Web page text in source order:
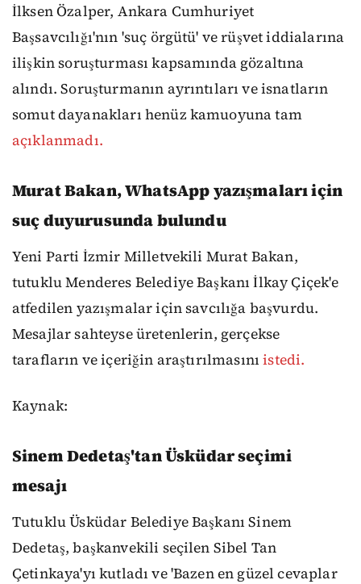
İlksen Özalper, Ankara Cumhuriyet
Başsavcılığı'nın 'suç örgütü' ve rüşvet iddialarına
ilişkin soruşturması kapsamında gözaltına
alındı. Soruşturmanın ayrıntıları ve isnatların
somut dayanakları henüz kamuoyuna tam
açıklanmadı.
Murat Bakan, WhatsApp yazışmaları için
suç duyurusunda bulundu
Yeni Parti İzmir Milletvekili Murat Bakan,
tutuklu Menderes Belediye Başkanı İlkay Çiçek'e
atfedilen yazışmalar için savcılığa başvurdu.
Mesajlar sahteyse üretenlerin, gerçekse
tarafların ve içeriğin araştırılmasınıistedi.
Kaynak:
Sinem Dedetaş'tan Üsküdar seçimi
mesajı
Tutuklu Üsküdar Belediye Başkanı Sinem
Dedetaş, başkanvekili seçilen Sibel Tan
Çetinkaya'yı kutladı ve 'Bazen en güzel cevaplar